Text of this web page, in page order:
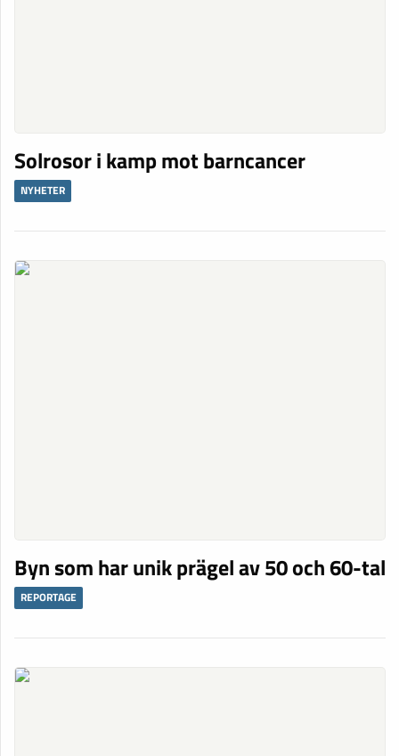
Solrosor i kamp mot barncancer
NYHETER
Byn som har unik prägel av 50 och 60-tal
REPORTAGE